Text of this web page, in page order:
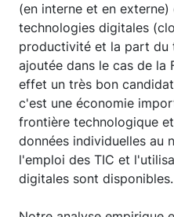
(en interne et en
technologies digitales
productivité et la part du
ajoutée dans le cas de la
effet un très bon
c'est une économie
frontière technologique
données individuelles au
l'emploi des TIC et
digitales sont disponibles.